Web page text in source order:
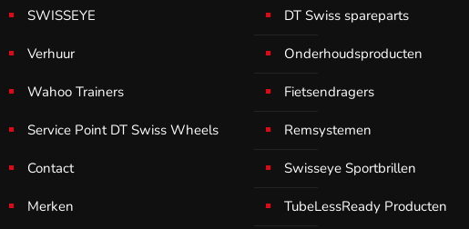
SWISSEYE
Verhuur
Wahoo Trainers
Service Point DT Swiss Wheels
Contact
Merken
DT Swiss spareparts
Onderhoudsproducten
Fietsendragers
Remsystemen
Swisseye Sportbrillen
TubeLessReady Producten